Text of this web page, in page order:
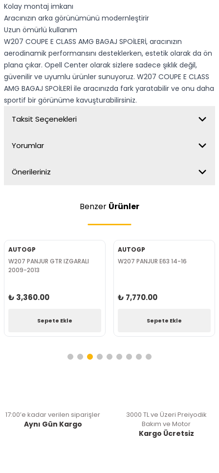
Kolay montaj imkanı
Aracınızın arka görünümünü modernleştirir
Uzun ömürlü kullanım
W207 COUPE E CLASS AMG BAGAJ SPOİLERİ, aracınızın
aerodinamik performansını desteklerken, estetik olarak da ön
plana çıkar. Opell Center olarak sizlere sadece şıklık değil,
güvenilir ve uyumlu ürünler sunuyoruz. W207 COUPE E CLASS
AMG BAGAJ SPOİLERİ ile aracınızda fark yaratabilir ve onu daha
sportif bir görünüme kavuşturabilirsiniz.
Taksit Seçenekleri
Yorumlar
Önerileriniz
Benzer Ürünler
AUTOGP
W207 PANJUR GTR IZGARALI
2009-2013
₺ 3,360.00
Sepete Ekle
AUTOGP
W207 PANJUR E63 14-16
₺ 7,770.00
Sepete Ekle
17:00’e kadar verilen siparişler
Aynı Gün Kargo
3000 TL ve Üzeri Preiyodik
Bakım ve Motor
Kargo Ücretsiz